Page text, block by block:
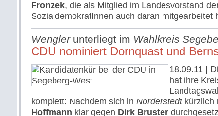
Fronzek, die als Mitglied im Landesvorstand
SozialdemokratInnen auch daran mitgearbeitet
Wenglerunterliegt im Wahlkreis
CDU nominiert Dornquast und
18.09.11 |
hat ihre
komplett: Nachdem sich in Norderstedtkürzlich
Hoffmann klar gegen Dirk Bruster